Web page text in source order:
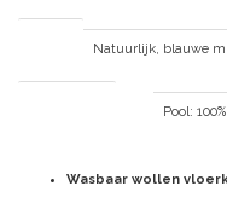
Natuurlijk, blauwe
Pool:
Wasbaar wollen